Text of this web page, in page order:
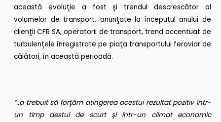
această evoluţie a fost şi trendul descrescător al
volumelor de transport, anunţate la începutul anului de
clienţii CFR SA, operatorii de transport, trend accentuat de
turbulenţele înregistrate pe piaţa transportului feroviar de
călători, în această perioadă.
“..a trebuit să forţăm atingerea acestui rezultat pozitiv într-
un timp destul de scurt şi într-un climat economic